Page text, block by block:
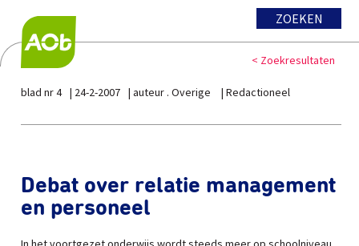
ZOEKEN
< Zoekresultaten
blad nr 4 24-2-2007 auteur . Overige Redactioneel
Debat over relatie management
en personeel